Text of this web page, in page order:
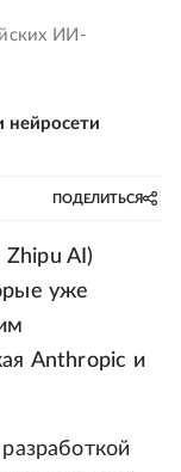
ИИ-
нейросети
ПОДЕЛИТЬСЯ
Zhipu AI)
уже
Anthropic и